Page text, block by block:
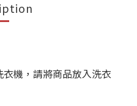
機，請將商品放入洗衣